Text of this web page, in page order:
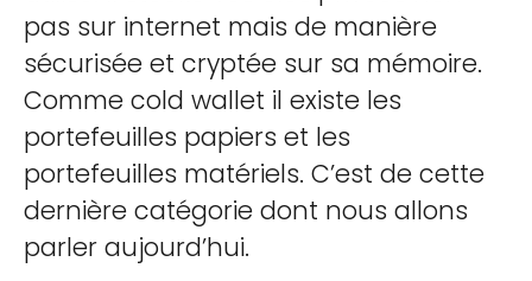
pas sur internet mais de manière
sécurisée et cryptée sur sa mémoire.
Comme cold wallet il existe les
portefeuilles papiers et les
portefeuilles matériels. C’est de cette
dernière catégorie dont nous allons
parler aujourd’hui.